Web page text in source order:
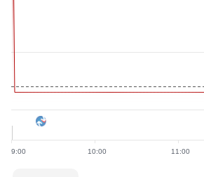
9:00 10:00 11:00
HÓA